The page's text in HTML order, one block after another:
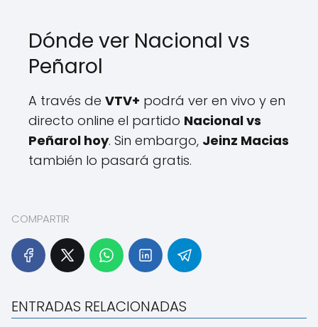
Dónde ver Nacional vs
Peñarol
A través de VTV+ podrá ver en vivo y en
directo online el partido Nacional vs
Peñarol hoy. Sin embargo, Jeinz Macias
también lo pasará gratis.
COMPARTIR
ENTRADAS RELACIONADAS